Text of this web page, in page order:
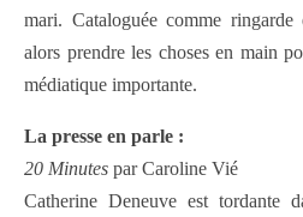
mari. Cataloguée comme ringarde
alors prendre les choses en main
médiatique importante.
La presse en parle :
20 Minutes par Caroline Vié
Catherine Deneuve est tordante